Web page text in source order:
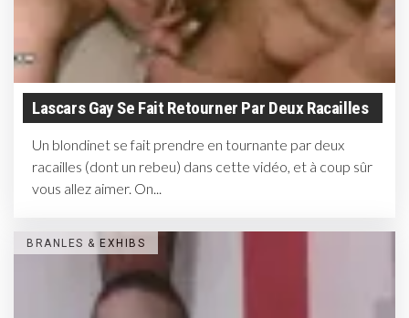
Lascars Gay Se Fait Retourner Par Deux Racailles
Un blondinet se fait prendre en tournante par deux
racailles (dont un rebeu) dans cette vidéo, et à coup sûr
vous allez aimer. On...
BRANLES & EXHIBS